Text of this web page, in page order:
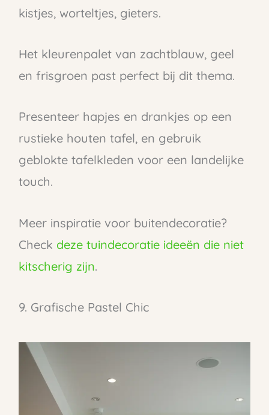
kistjes, worteltjes, gieters.
Het kleurenpalet van zachtblauw, geel
en frisgroen past perfect bij dit thema.
Presenteer hapjes en drankjes op een
rustieke houten tafel, en gebruik
geblokte tafelkleden voor een landelijke
touch.
Meer inspiratie voor buitendecoratie?
Check deze tuindecoratie ideeën die niet
kitscherig zijn.
9. Grafische Pastel Chic